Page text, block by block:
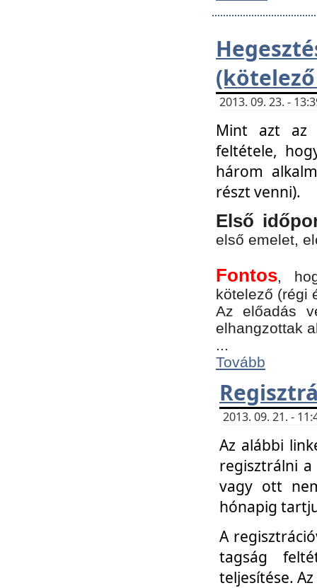
2013. 09. 23. -
Mint azt az
feltétele,
három
részt venni).
Első
első emelet,
Fontos,
kötelező (régi
Az előadás
elhangzottak
...
Tovább
2013. 09. 21. -
Az alábbi
regisztrálni
vagy ott
hónapig
A
tagság
teljesítése.